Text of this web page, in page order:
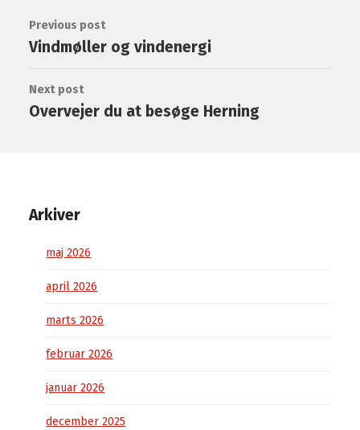
Previous post
Vindmøller og vindenergi
Next post
Overvejer du at besøge Herning
Arkiver
maj 2026
april 2026
marts 2026
februar 2026
januar 2026
december 2025